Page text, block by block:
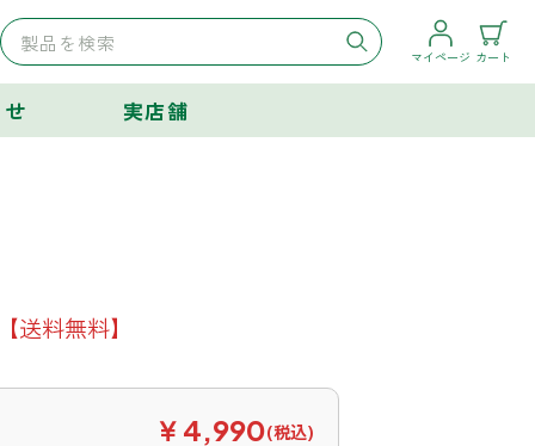
マイページ カート
実店舗
送料無料】
￥4,990(税込)